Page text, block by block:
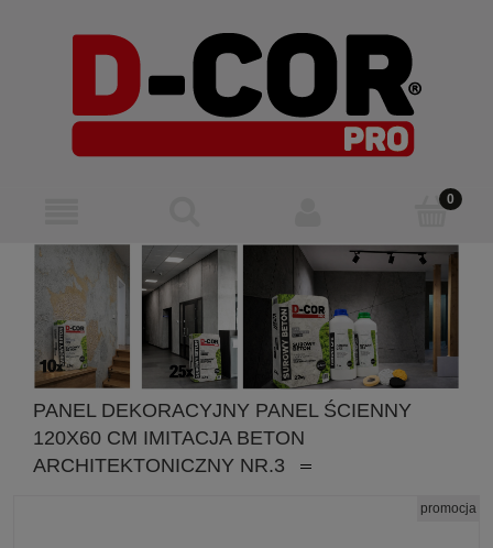
PANEL DEKORACYJNY PANEL ŚCIENNY
120X60 CM IMITACJA BETON
ARCHITEKTONICZNY NR.3
promocja